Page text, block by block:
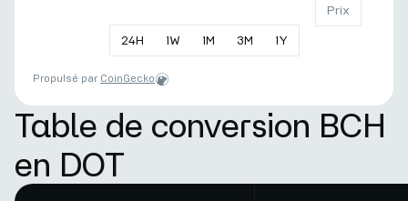
24H 1W 1M 3M 1Y
Prix
Propulsé par CoinGecko
Table de conversion BCH
en DOT